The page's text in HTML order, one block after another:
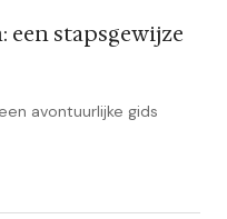
een stapsgewijze
avontuurlijke gids